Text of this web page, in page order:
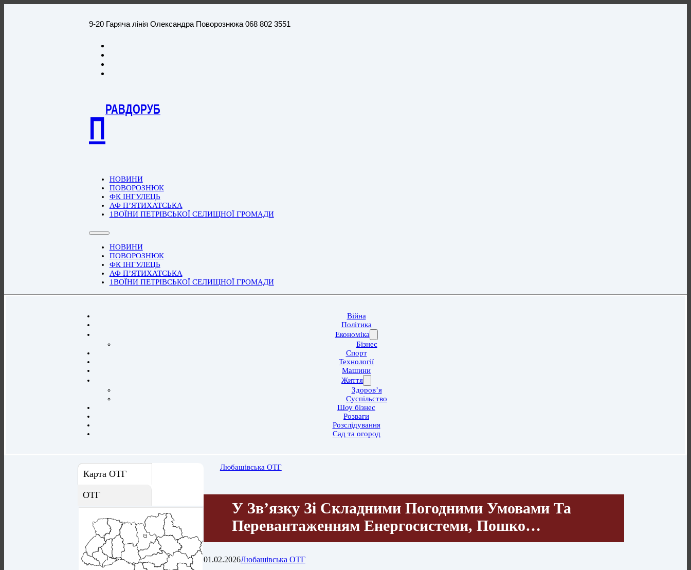
9-20 Гаряча лінія Олександра Поворознюка 068 802 3551
П
РАВДОРУБ
НОВИНИ
ПОВОРОЗНЮК
ФК ІНГУЛЕЦЬ
АФ П’ЯТИХАТСЬКА
1ВОЇНИ ПЕТРІВСЬКОЇ СЕЛИЩНОЇ ГРОМАДИ
НОВИНИ
ПОВОРОЗНЮК
ФК ІНГУЛЕЦЬ
АФ П’ЯТИХАТСЬКА
1ВОЇНИ ПЕТРІВСЬКОЇ СЕЛИЩНОЇ ГРОМАДИ
Війна
Політика
Економіка
Бізнес
Спорт
Технології
Машини
Життя
Здоров’я
Суспільство
Шоу бізнес
Розваги
Розслідування
Сад та огород
Карта ОТГ
ОТГ
Любашівська ОТГ
У Звʼязку Зі Складними Погодними Умовами Та
Перевантаженням Енергосистеми, Пошко…
01.02.2026Любашівська ОТГ